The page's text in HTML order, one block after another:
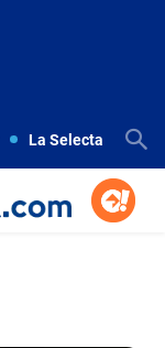
La Selecta